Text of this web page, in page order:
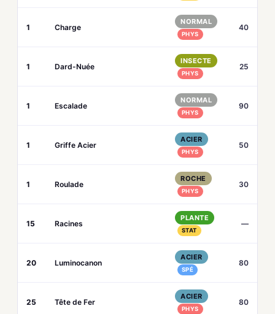
1 Charge
NORMAL
PHYS
40
1 Dard-Nuée
INSECTE
PHYS
25
1 Escalade
NORMAL
PHYS
90
1 Griffe Acier
ACIER
PHYS
50
1 Roulade
ROCHE
PHYS
30
15 Racines
PLANTE
STAT
—
20 Luminocanon
ACIER
SPÉ
80
25 Tête de Fer
ACIER
PHYS
80